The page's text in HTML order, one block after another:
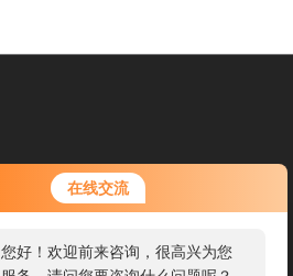
在线交流
您好！欢迎前来咨询，很高兴为您